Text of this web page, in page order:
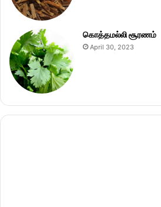
கொத்தமல்லி சூரணம்
April 30, 2023